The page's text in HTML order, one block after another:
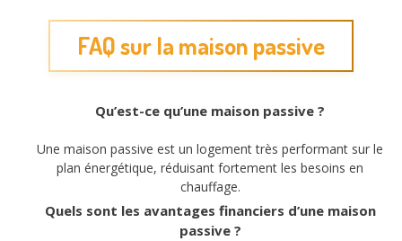
FAQ sur la maison passive
Qu’est-ce qu’une maison passive ?
Une maison passive est un logement très performant sur le
plan énergétique, réduisant fortement les besoins en
chauffage.
Quels sont les avantages financiers d’une maison
passive ?